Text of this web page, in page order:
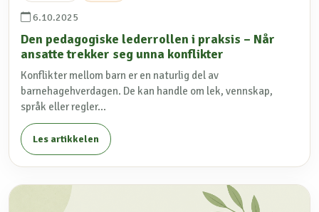
6.10.2025
Den pedagogiske lederrollen i praksis – Når
ansatte trekker seg unna konflikter
Konflikter mellom barn er en naturlig del av
barnehagehverdagen. De kan handle om lek, vennskap,
språk eller regler...
Les artikkelen